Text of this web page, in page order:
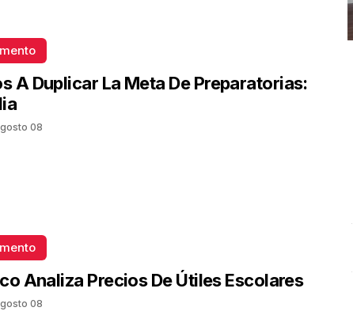
A Duplicar La Meta De Preparatorias:
08
Analiza Precios De Útiles Escolares
08
#Entrevista con Ciro Castillo; en el estudio Jesús